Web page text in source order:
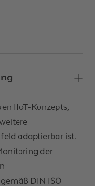
IIoT-Konzepts,
adaptierbar ist.
der
DIN ISO